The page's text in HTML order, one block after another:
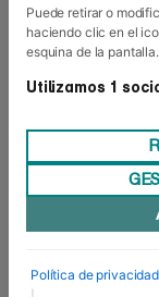
Una
con mucha
Puede retirar o
haciendo clic en el
esquina de la pantalla.
Utilizamos 1
Política de privacidad